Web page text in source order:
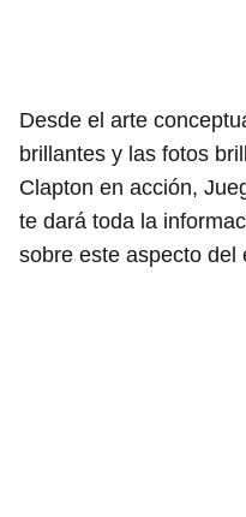
Desde el arte
brillantes y las fotos
Clapton en acción,
te dará toda la
sobre este aspecto del